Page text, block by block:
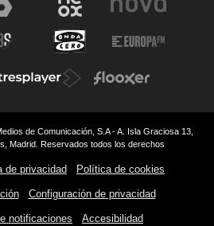
de Comunicación, S.A - A. Isla Graciosa 13,
Madrid. Reservados todos los derechos
de privacidad Política de cookies
Configuración de privacidad
notificaciones Accesibilidad